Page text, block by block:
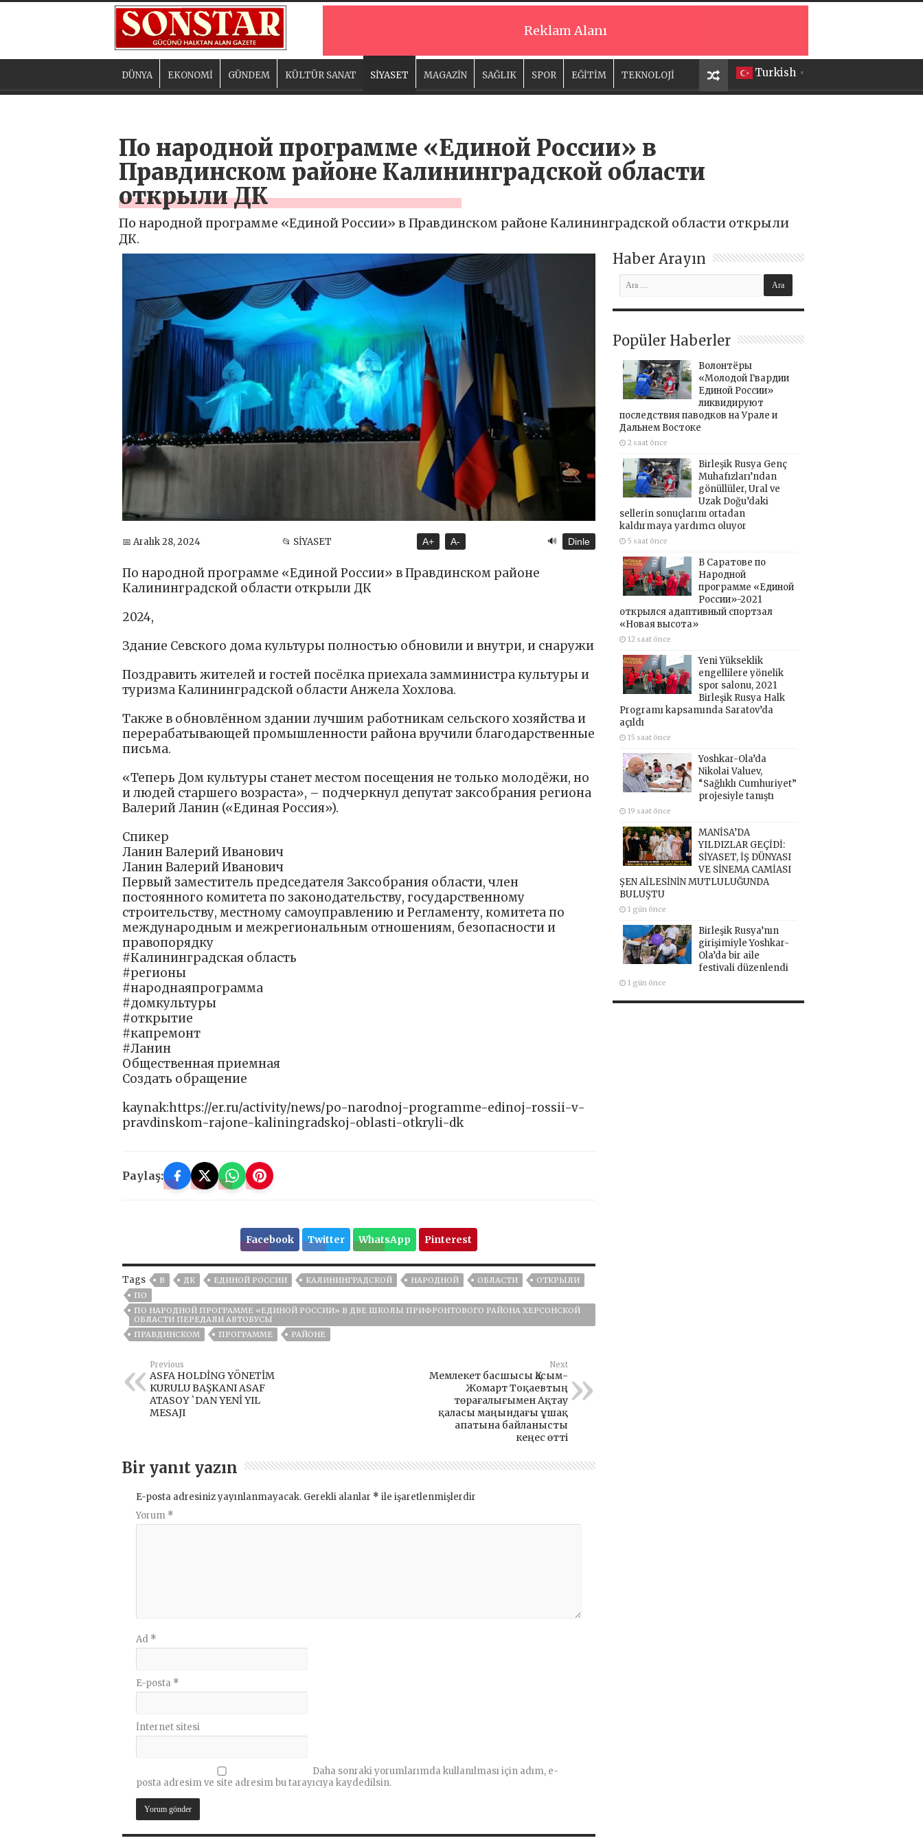
Reklam Alanı
Turkish ▼
DÜNYA EKONOMİ GÜNDEM KÜLTÜR SANAT SİYASET MAGAZİN SAĞLIK SPOR EĞİTİM TEKNOLOJİ
По народной программе «Единой России» в
Правдинском районе Калининградской области
открыли ДК
По народной программе «Единой России» в Правдинском районе Калининградской области открыли
ДК.
📅 Aralık 28, 2024 📂 SİYASET A+ A- 🔊 Dinle
По народной программе «Единой России» в Правдинском районе
Калининградской области открыли ДК
2024,
Здание Севского дома культуры полностью обновили и внутри, и снаружи
Поздравить жителей и гостей посёлка приехала замминистра культуры и
туризма Калининградской области Анжела Хохлова.
Также в обновлённом здании лучшим работникам сельского хозяйства и
перерабатывающей промышленности района вручили благодарственные
письма.
«Теперь Дом культуры станет местом посещения не только молодёжи, но
и людей старшего возраста», – подчеркнул депутат заксобрания региона
Валерий Ланин («Единая Россия»).
Спикер
Ланин Валерий Иванович
Ланин Валерий Иванович
Первый заместитель председателя Заксобрания области, член
постоянного комитета по законодательству, государственному
строительству, местному самоуправлению и Регламенту, комитета по
международным и межрегиональным отношениям, безопасности и
правопорядку
#Калининградская область
#регионы
#народнаяпрограмма
#домкультуры
#открытие
#капремонт
#Ланин
Общественная приемная
Создать обращение
kaynak:https://er.ru/activity/news/po-narodnoj-programme-edinoj-rossii-v-
pravdinskom-rajone-kaliningradskoj-oblasti-otkryli-dk
Paylaş:
Facebook Twitter WhatsApp Pinterest
Tags В ДК ЕДИНОЙ РОССИИ КАЛИНИНГРАДСКОЙ НАРОДНОЙ ОБЛАСТИ
ОТКРЫЛИ
ПО
ПО НАРОДНОЙ ПРОГРАММЕ «ЕДИНОЙ РОССИИ» В ДВЕ ШКОЛЫ ПРИФРОНТОВОГО РАЙОНА ХЕРСОНСКОЙ
ОБЛАСТИ ПЕРЕДАЛИ АВТОБУСЫ
ПРАВДИНСКОМ
ПРОГРАММЕ РАЙОНЕ
Previous
ASFA HOLDİNG YÖNETİM
KURULU BAŞKANI ASAF
ATASOY `DAN YENİ YIL
MESAJI
Next
Мемлекет басшысы Қасым-
Жомарт Тоқаевтың
төрағалығымен Ақтау
қаласы маңындағы ұшақ
апатына байланысты
кеңес өтті
Bir yanıt yazın
E-posta adresiniz yayınlanmayacak. Gerekli alanlar * ile işaretlenmişlerdir
Yorum *
Ad *
E-posta *
İnternet sitesi
Daha sonraki yorumlarımda kullanılması için adım, e-
posta adresim ve site adresim bu tarayıcıya kaydedilsin.
Haber Arayın
Popüler Haberler
Волонтёры
«Молодой Гвардии
Единой России»
ликвидируют
последствия паводков на Урале и
Дальнем Востоке
2 saat önce
Birleşik Rusya Genç
Muhafızları’ndan
gönüllüler, Ural ve
Uzak Doğu’daki
sellerin sonuçlarını ortadan
kaldırmaya yardımcı oluyor
5 saat önce
В Саратове по
Народной
программе «Единой
России»-2021
открылся адаптивный спортзал
«Новая высота»
12 saat önce
Yeni Yükseklik
engellilere yönelik
spor salonu, 2021
Birleşik Rusya Halk
Programı kapsamında Saratov’da
açıldı
15 saat önce
Yoshkar-Ola’da
Nikolai Valuev,
“Sağlıklı Cumhuriyet”
projesiyle tanıştı
19 saat önce
MANİSA’DA
YILDIZLAR GEÇİDİ:
SİYASET, İŞ DÜNYASI
VE SİNEMA CAMİASI
ŞEN AİLESİNİN MUTLULUĞUNDA
BULUŞTU
1 gün önce
Birleşik Rusya’nın
girişimiyle Yoshkar-
Ola’da bir aile
festivali düzenlendi
1 gün önce